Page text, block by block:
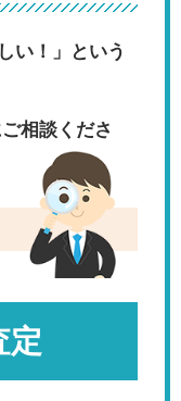
い！」という
相談くださ
定